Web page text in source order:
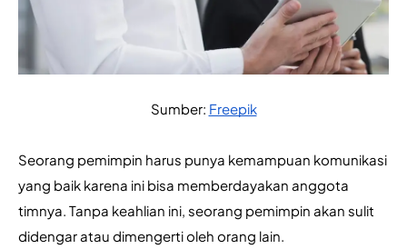
Sumber: Freepik
Seorang pemimpin harus punya kemampuan komunikasi
yang baik karena ini bisa memberdayakan anggota
timnya. Tanpa keahlian ini, seorang pemimpin akan sulit
didengar atau dimengerti oleh orang lain.